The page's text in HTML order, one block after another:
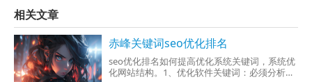
相关文章
赤峰关键词seo优化排名
seo优化排名如何提高优化系统关键词，系统优
化网站结构。1、优化软件关键词：必须分析关